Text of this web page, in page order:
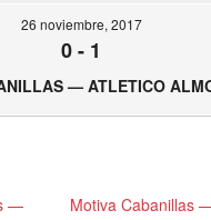
26 noviembre, 2017
0- 1
— ATLETICO
—
Motiva Cabanillas